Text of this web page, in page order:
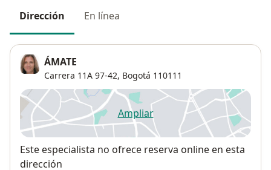
Dirección En línea
ÁMATE
Carrera 11A 97-42, Bogotá 110111
Ampliarse abre en una nueva
Disponibilidad
Este especialista no ofrece reserva online en esta
dirección